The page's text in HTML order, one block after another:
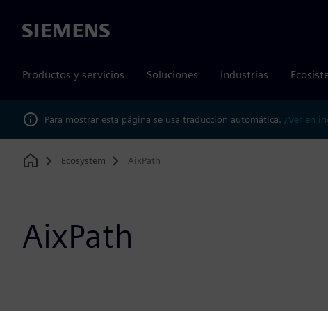
Siemens
Productos y servicios Soluciones Industrias
Para mostrar esta página se usa traducción automática. ¿Ver en
Home
Ecosystem AixPath
AixPath